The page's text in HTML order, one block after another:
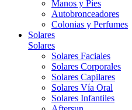
Manos y Pies
Autobronceadores
Colonias y Perfumes
Solares
Solares
Solares Faciales
Solares Corporales
Solares Capilares
Solares Vía Oral
Solares Infantiles